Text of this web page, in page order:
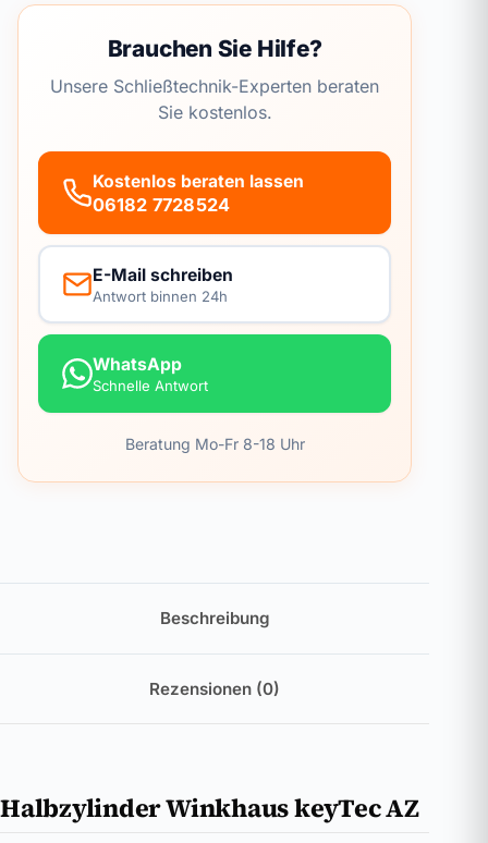
Brauchen Sie Hilfe?
Unsere Schließtechnik-Experten beraten
Sie kostenlos.
Kostenlos beraten lassen
06182 7728524
E-Mail schreiben
Antwort binnen 24h
WhatsApp
Schnelle Antwort
Beratung Mo-Fr 8-18 Uhr
Beschreibung
Rezensionen (0)
Halbzylinder Winkhaus keyTec AZ